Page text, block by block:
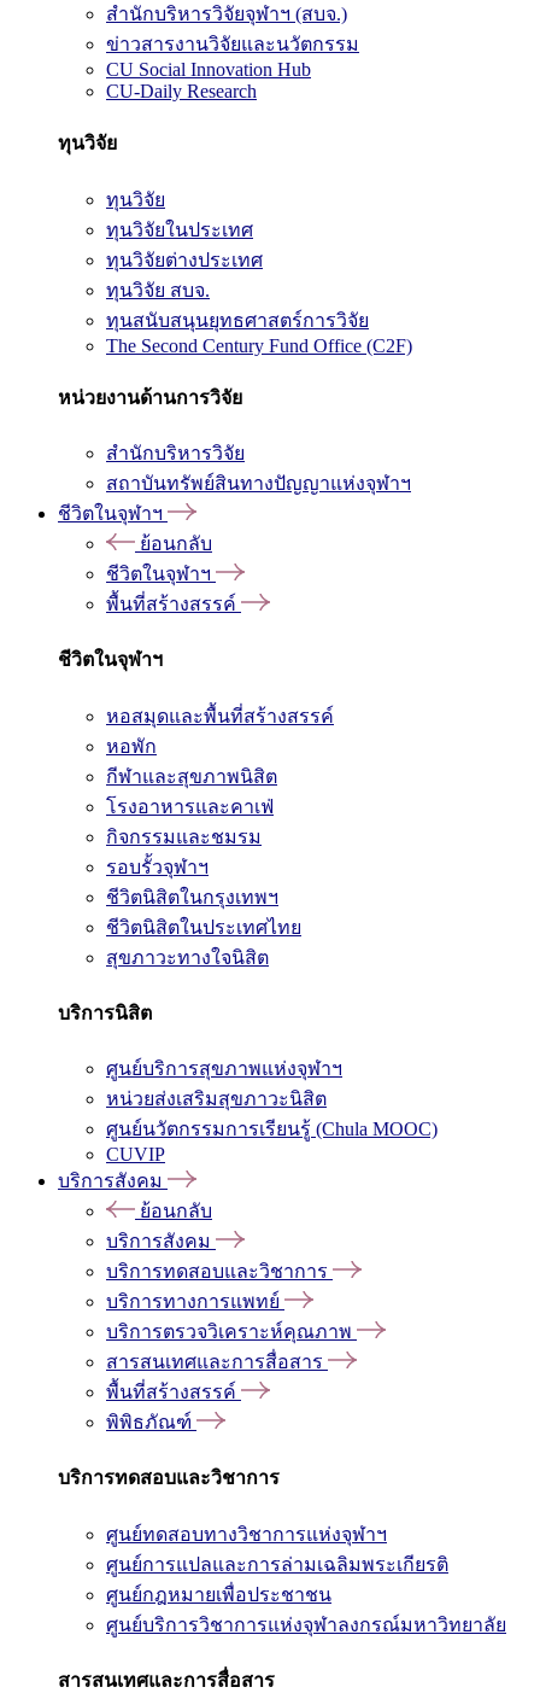
สำนักบริหารวิจัยจุฬาฯ (สบจ.)
ข่าวสารงานวิจัยและนวัตกรรม
CU Social Innovation Hub
CU-Daily Research
ทุนวิจัย
ทุนวิจัย
ทุนวิจัยในประเทศ
ทุนวิจัยต่างประเทศ
ทุนวิจัย สบจ.
ทุนสนับสนุนยุทธศาสตร์การวิจัย
The Second Century Fund Office (C2F)
หน่วยงานด้านการวิจัย
สำนักบริหารวิจัย
สถาบันทรัพย์สินทางปัญญาแห่งจุฬาฯ
ชีวิตในจุฬาฯ
ย้อนกลับ
ชีวิตในจุฬาฯ
พื้นที่สร้างสรรค์
ชีวิตในจุฬาฯ
หอสมุดและพื้นที่สร้างสรรค์
หอพัก
กีฬาและสุขภาพนิสิต
โรงอาหารและคาเฟ่
กิจกรรมและชมรม
รอบรั้วจุฬาฯ
ชีวิตนิสิตในกรุงเทพฯ
ชีวิตนิสิตในประเทศไทย
สุขภาวะทางใจนิสิต
บริการนิสิต
ศูนย์บริการสุขภาพแห่งจุฬาฯ
หน่วยส่งเสริมสุขภาวะนิสิต
ศูนย์นวัตกรรมการเรียนรู้ (Chula MOOC)
CUVIP
บริการสังคม
ย้อนกลับ
บริการสังคม
บริการทดสอบและวิชาการ
บริการทางการแพทย์
บริการตรวจวิเคราะห์คุณภาพ
สารสนเทศและการสื่อสาร
พื้นที่สร้างสรรค์
พิพิธภัณฑ์
บริการทดสอบและวิชาการ
ศูนย์ทดสอบทางวิชาการแห่งจุฬาฯ
ศูนย์การแปลและการล่ามเฉลิมพระเกียรติ
ศูนย์กฎหมายเพื่อประชาชน
ศูนย์บริการวิชาการแห่งจุฬาลงกรณ์มหาวิทยาลัย
สารสนเทศและการสื่อสาร